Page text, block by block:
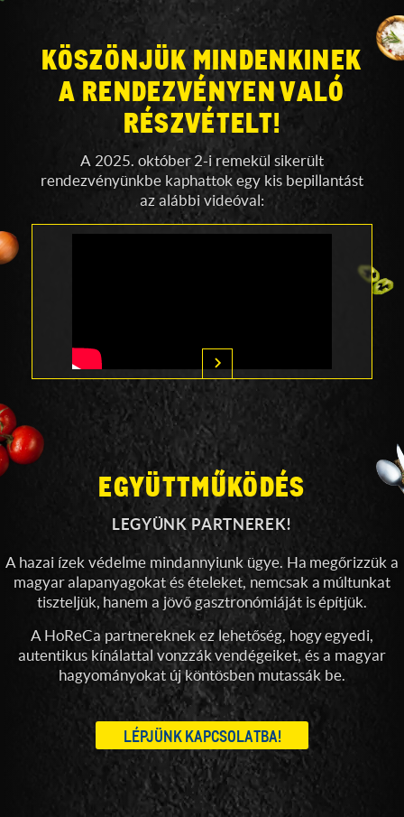
KÖSZÖNJÜK MINDENKINEK
A RENDEZVÉNYENVALÓ
RÉSZVÉTELT!
A 2025. október 2-i remekül sikerült
rendezvényünkbe kaphattok egy kis bepillantást
az alábbi videóval:
EGYÜTTMŰKÖDÉS
LEGYÜNK PARTNEREK!
A hazai ízek védelme mindannyiunk ügye. Ha megőrizzük a
magyar alapanyagokat és ételeket, nemcsak a múltunkat
tiszteljük, hanem a jövő gasztronómiáját is építjük.
A HoReCa partnereknek ez lehetőség, hogy egyedi,
autentikus kínálattal vonzzák vendégeiket, és a magyar
hagyományokat új köntösben mutassák be.
LÉPJÜNK KAPCSOLATBA!